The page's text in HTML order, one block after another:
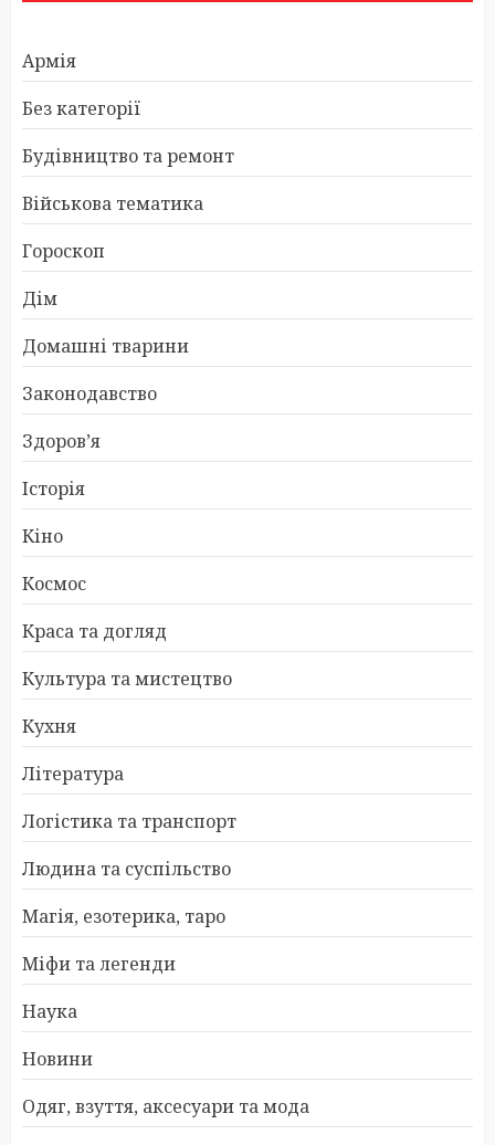
Армія
Без категорії
Будівництво та ремонт
Військова тематика
Гороскоп
Дім
Домашні тварини
Законодавство
Здоров’я
Історія
Кіно
Космос
Краса та догляд
Культура та мистецтво
Кухня
Література
Логістика та транспорт
Людина та суспільство
Магія, езотерика, таро
Міфи та легенди
Наука
Новини
Одяг, взуття, аксесуари та мода